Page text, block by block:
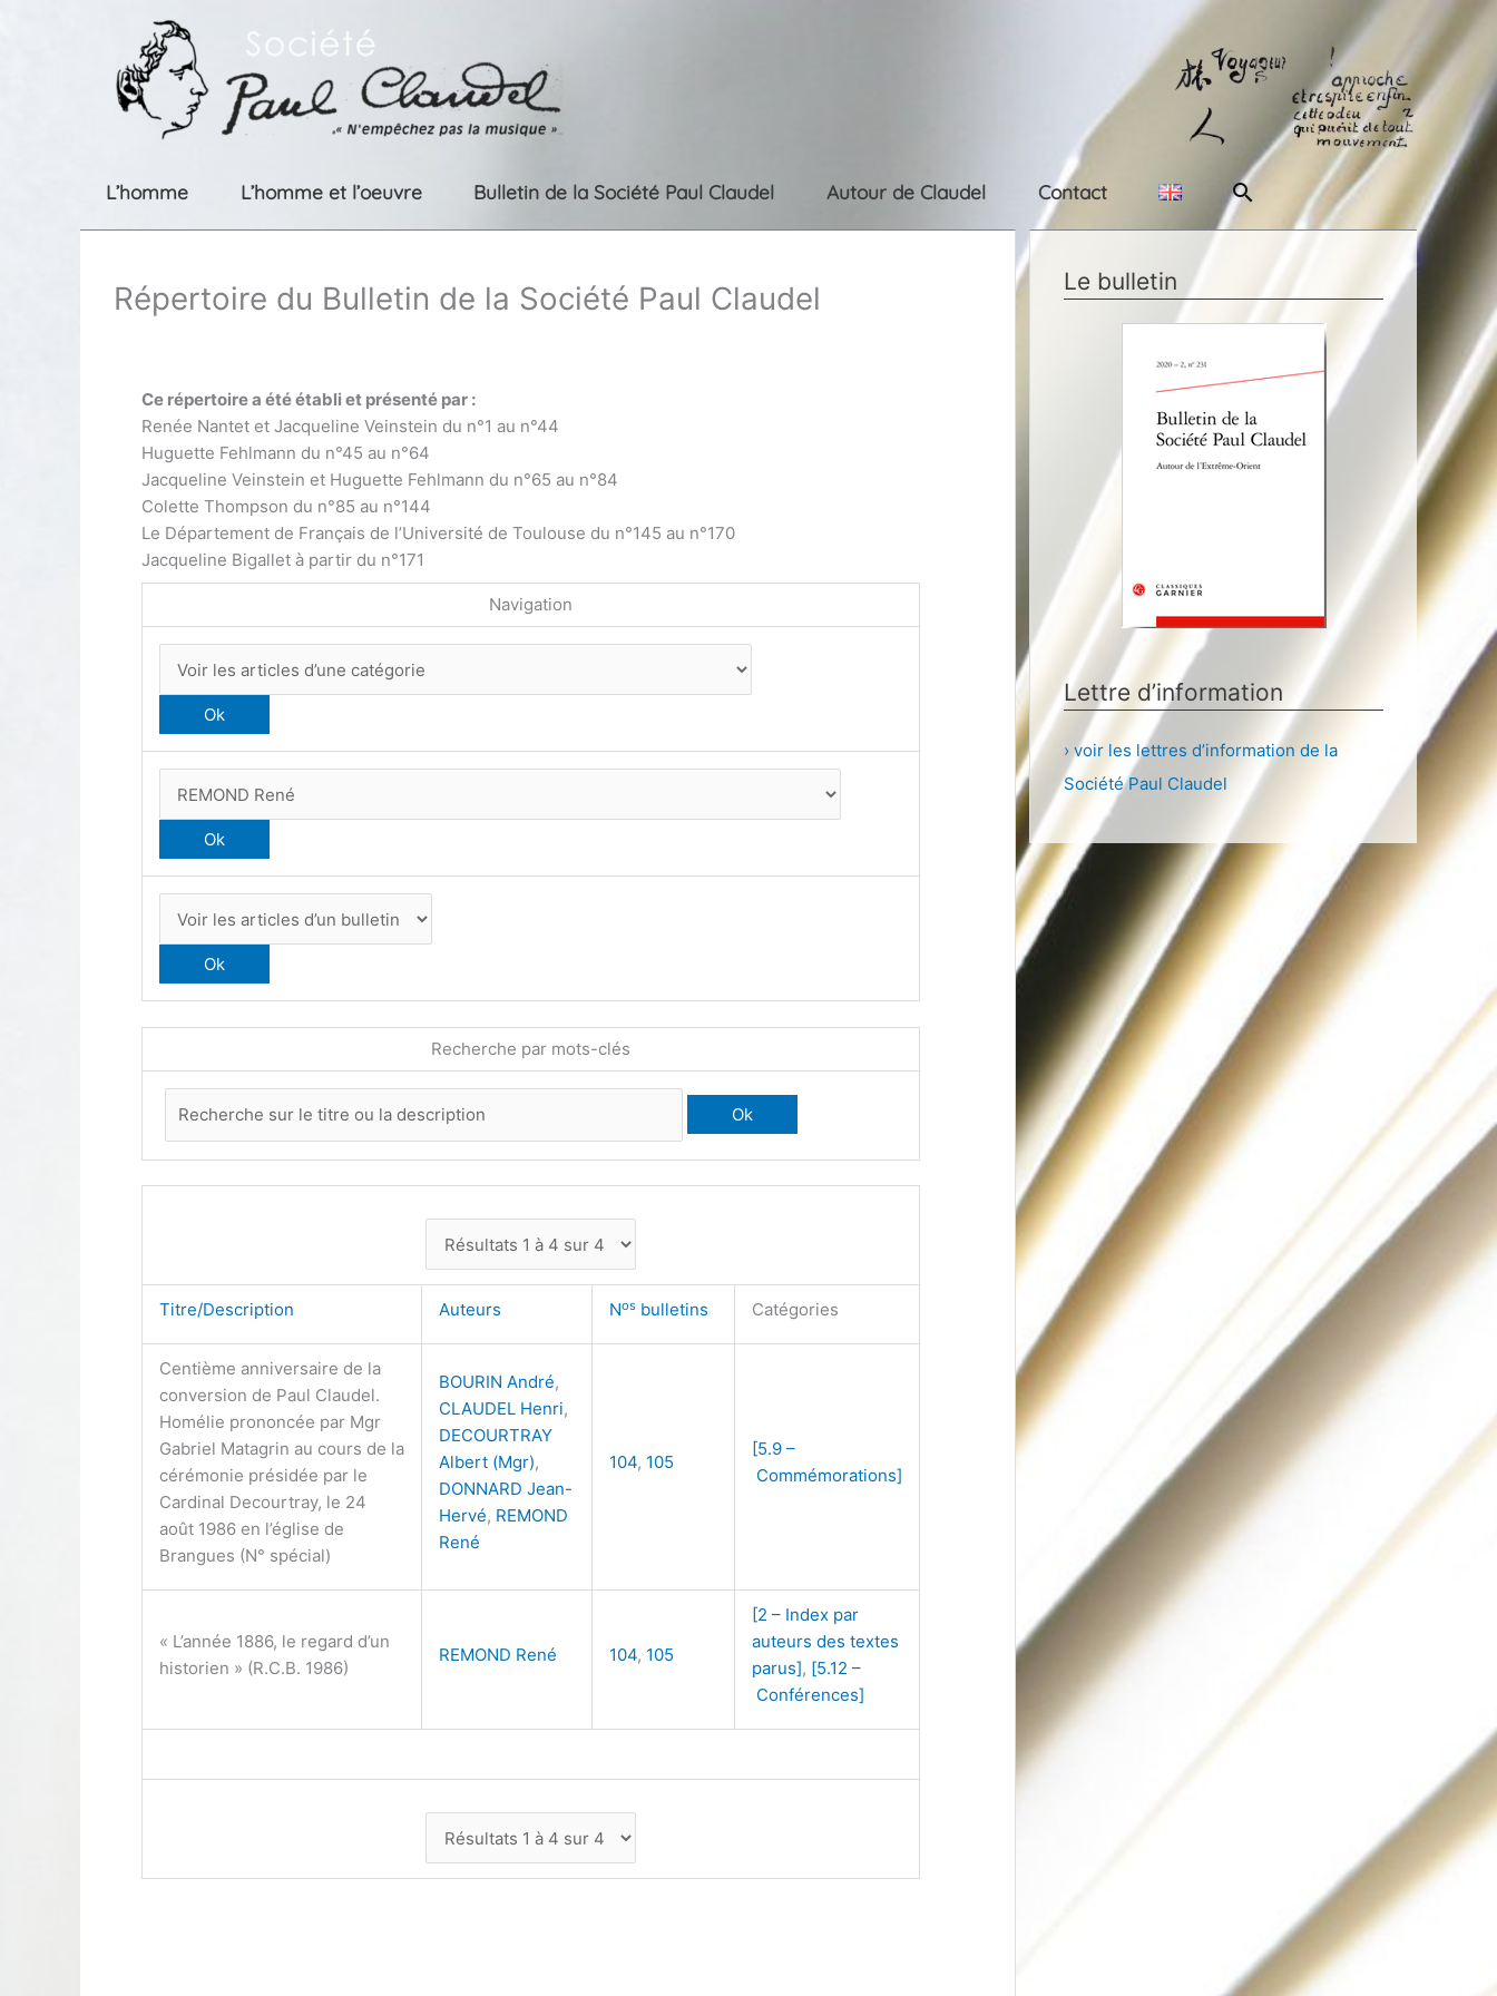
L’homme L’homme et l’oeuvre Bulletin de la Société Paul Claudel Autour de Claudel Contact Rechercher
Répertoire du Bulletin de la Société Paul Claudel
Ce répertoire a été établi et présenté par :
Renée Nantet et Jacqueline Veinstein du n°1 au n°44
Huguette Fehlmann du n°45 au n°64
Jacqueline Veinstein et Huguette Fehlmann du n°65 au n°84
Colette Thompson du n°85 au n°144
Le Département de Français de l’Université de Toulouse du n°145 au n°170
Jacqueline Bigallet à partir du n°171
Navigation
Recherche par mots-clés
Titre/Description Auteurs Nos bulletins Catégories
Centième anniversaire de la
conversion de Paul Claudel.
Homélie prononcée par Mgr
Gabriel Matagrin au cours de la
cérémonie présidée par le
Cardinal Decourtray, le 24
août 1986 en l’église de
Brangues (N° spécial)
BOURIN André,
CLAUDEL Henri,
DECOURTRAY
Albert (Mgr),
DONNARD Jean-
Hervé, REMOND
René
104, 105
[5.9 –
Commémorations]
« L’année 1886, le regard d’un
historien » (R.C.B. 1986)
REMOND René 104, 105
[2 – Index par
auteurs des textes
parus], [5.12 –
Conférences]
Le bulletin
Lettre d’information
› voir les lettres d’information de la
Société Paul Claudel